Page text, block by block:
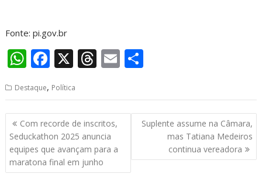
Fonte: pi.gov.br
W
at
s
A
p
p
F
e
b
o
o
k
X T
re
a
d
s
E
ai
l
ar
e
Destaque, Política
Navegação
de
Post
Com recorde de inscritos,
Seduckathon 2025 anuncia
equipes que avançam para a
maratona final em junho
Suplente assume na Câmara,
mas Tatiana Medeiros
continua vereadora